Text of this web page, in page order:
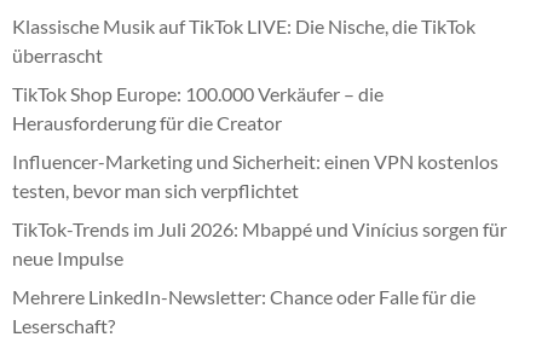
Klassische Musik auf TikTok LIVE: Die Nische, die TikTok
überrascht
TikTok Shop Europe: 100.000 Verkäufer – die
Herausforderung für die Creator
Influencer-Marketing und Sicherheit: einen VPN kostenlos
testen, bevor man sich verpflichtet
TikTok-Trends im Juli 2026: Mbappé und Vinícius sorgen für
neue Impulse
Mehrere LinkedIn-Newsletter: Chance oder Falle für die
Leserschaft?